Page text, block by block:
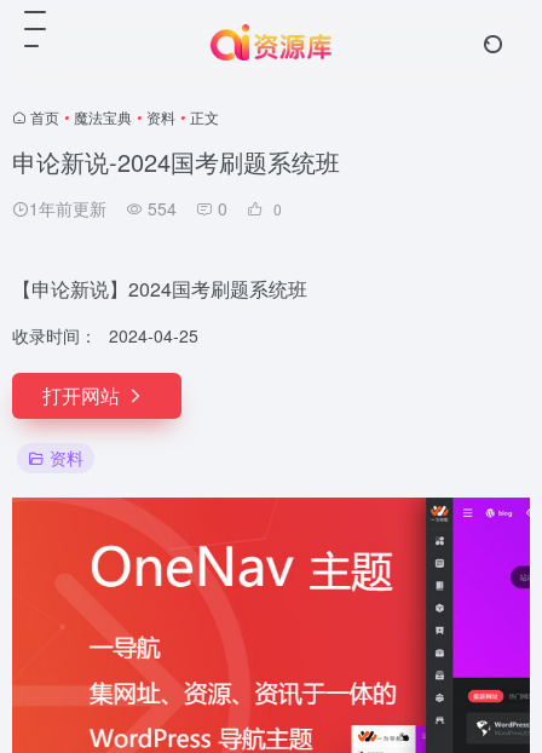
首页 • 魔法宝典 • 资料 • 正文
申论新说-2024国考刷题系统班
1年前更新 554 0 0
【申论新说】2024国考刷题系统班
收录时间： 2024-04-25
打开网站
资料